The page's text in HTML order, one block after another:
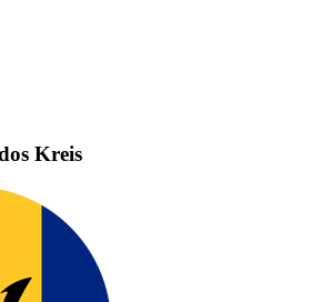
Kreis